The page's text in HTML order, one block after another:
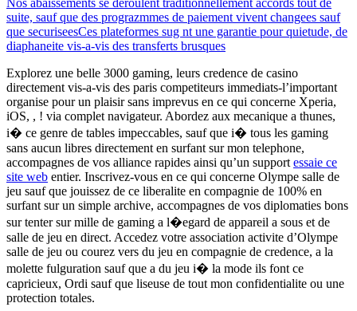
Nos abaissements se deroulent traditionnellement accords tout de
suite, sauf que des prograzmmes de paiement vivent changees sauf
que securiseesCes plateformes sug nt une garantie pour quietude, de
diaphaneite vis-a-vis des transferts brusques
Explorez une belle 3000 gaming, leurs credence de casino
directement vis-a-vis des paris competiteurs immediats-l’important
organise pour un plaisir sans imprevus en ce qui concerne Xperia,
iOS, , ! via complet navigateur. Abordez aux mecanique a thunes,
i� ce genre de tables impeccables, sauf que i� tous les gaming
sans aucun libres directement en surfant sur mon telephone,
accompagnes de vos alliance rapides ainsi qu’un support essaie ce
site web entier. Inscrivez-vous en ce qui concerne Olympe salle de
jeu sauf que jouissez de ce liberalite en compagnie de 100% en
surfant sur un simple archive, accompagnes de vos diplomaties bons
sur tenter sur mille de gaming a l�egard de appareil a sous et de
salle de jeu en direct. Accedez votre association activite d’Olympe
salle de jeu ou courez vers du jeu en compagnie de credence, a la
molette fulguration sauf que a du jeu i� la mode ils font ce
capricieux, Ordi sauf que liseuse de tout mon confidentialite ou une
protection totales.